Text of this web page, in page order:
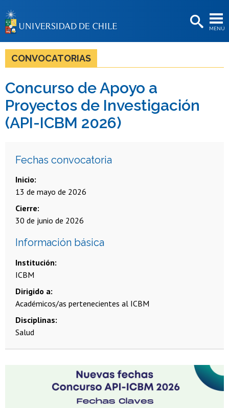
MENÚ
BIBLIOTECAS
LA UNIVERSIDAD
Estudiantes
Académicas/os
Egresadas/os
CONVOCATORIAS
Concurso de Apoyo a
Proyectos de Investigación
(API-ICBM 2026)
Fechas convocatoria
Inicio
13 de mayo de 2026
Cierre
30 de junio de 2026
Información básica
Institución
ICBM
Dirigido a
Académicos/as pertenecientes al ICBM
Disciplinas
Salud